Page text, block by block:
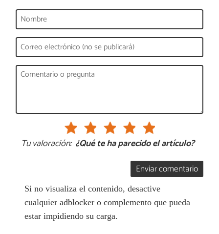
Tu valoración: ¿Qué te ha parecido el artículo?
Enviar comentario
Si no visualiza el contenido, desactive
cualquier adblocker o complemento que pueda
estar impidiendo su carga.